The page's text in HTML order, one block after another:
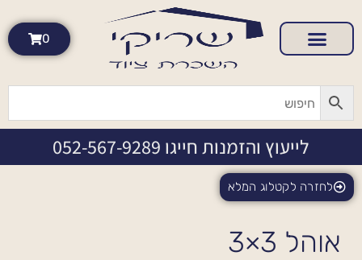
0
לייעוץ והזמנות חייגו 052-567-9289
לחזרה לקטלוג המלא
אוהל 3×3